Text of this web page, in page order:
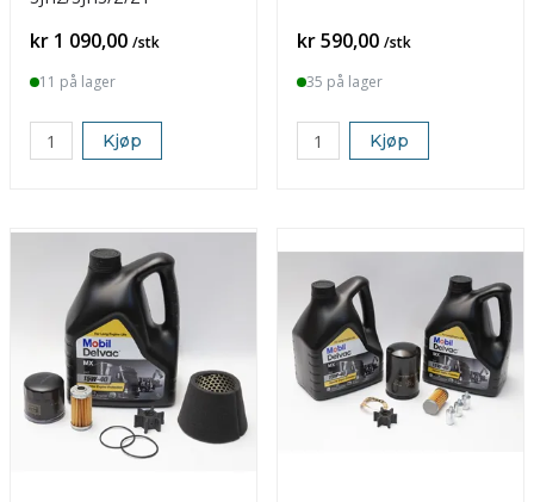
Pris
kr 1 090,00 /stk
11 på lager
Kjøp
Pris
kr 590,00 /stk
35 på lager
Kjøp